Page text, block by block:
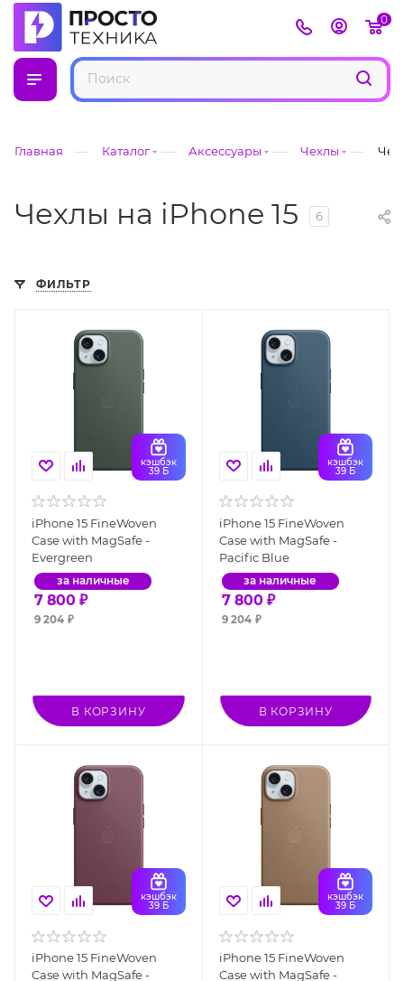
0
Чехлы на iPhone 15 6
Главная — Каталог — Аксессуары — Чехлы —
ФИЛЬТР
кэшбэк
39 Б
iPhone 15 FineWoven
Case with MagSafe -
Evergreen
за наличные
7 800 ₽
9 204 ₽
В КОРЗИНУ
кэшбэк
39 Б
iPhone 15 FineWoven
Case with MagSafe -
Pacific Blue
за наличные
7 800 ₽
9 204 ₽
В КОРЗИНУ
кэшбэк
39 Б
iPhone 15 FineWoven
Case with MagSafe -
кэшбэк
39 Б
iPhone 15 FineWoven
Case with MagSafe -